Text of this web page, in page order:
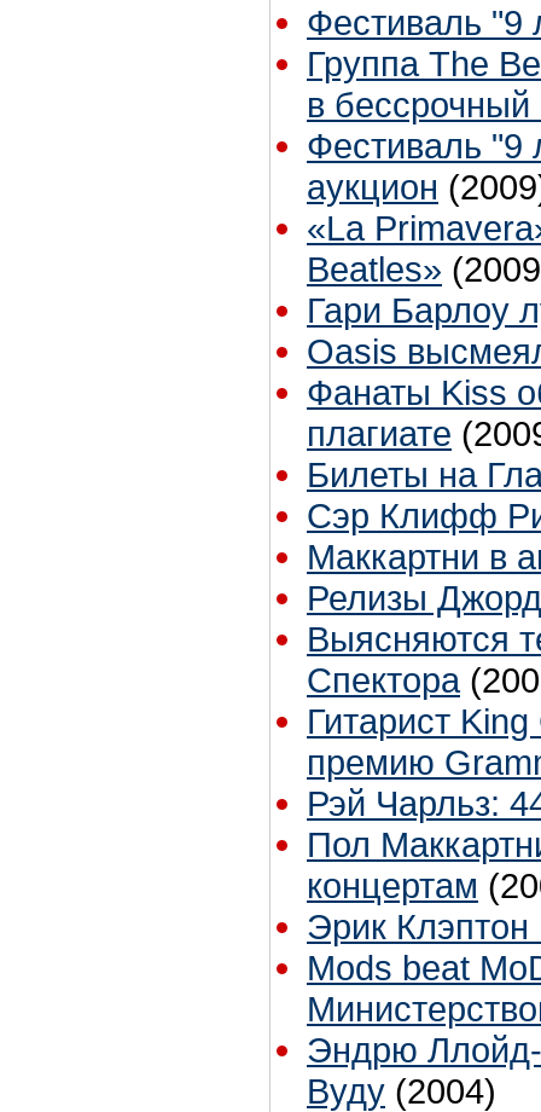
Фестиваль "9
Группа The
в бессрочный
Фестиваль "9
аукцион
«La
Beatles»
Гари Барлоу
Oasis
Фанаты Kiss
плагиате
Билеты на
Сэр Клифф
Маккартни в
Релизы
Выясняются
Спектора
Гитарист
премию
Рэй Чарльз:
Пол
концертам
Эрик Клэптон
Mods beat
Эндрю Ллойд-
Вуду (2004)